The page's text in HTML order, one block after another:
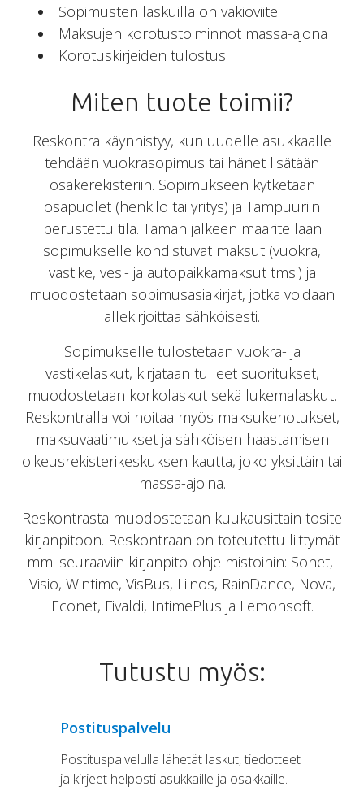
Sopimusten laskuilla on vakioviite
Maksujen korotustoiminnot massa-ajona
Korotuskirjeiden tulostus
Miten tuote toimii?
Reskontra käynnistyy, kun uudelle asukkaalle
tehdään vuokrasopimus tai hänet lisätään
osakerekisteriin. Sopimukseen kytketään
osapuolet (henkilö tai yritys) ja Tampuuriin
perustettu tila. Tämän jälkeen määritellään
sopimukselle kohdistuvat maksut (vuokra,
vastike, vesi- ja autopaikkamaksut tms.) ja
muodostetaan sopimusasiakirjat, jotka voidaan
allekirjoittaa sähköisesti.
Sopimukselle tulostetaan vuokra- ja
vastikelaskut, kirjataan tulleet suoritukset,
muodostetaan korkolaskut sekä lukemalaskut.
Reskontralla voi hoitaa myös maksukehotukset,
maksuvaatimukset ja sähköisen haastamisen
oikeusrekisterikeskuksen kautta, joko yksittäin tai
massa-ajoina.
Reskontrasta muodostetaan kuukausittain tosite
kirjanpitoon. Reskontraan on toteutettu liittymät
mm. seuraaviin kirjanpito-ohjelmistoihin: Sonet,
Visio, Wintime, VisBus, Liinos, RainDance, Nova,
Econet, Fivaldi, IntimePlus ja Lemonsoft.
Tutustu myös:
Postituspalvelu
Postituspalvelulla lähetät laskut, tiedotteet
ja kirjeet helposti asukkaille ja osakkaille.